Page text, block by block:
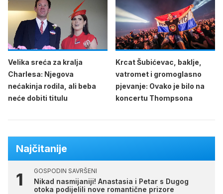
Velika sreća za kralja
Charlesa: Njegova
nećakinja rodila, ali beba
neće dobiti titulu
Krcat Šubićevac, baklje,
vatromet i gromoglasno
pjevanje: Ovako je bilo na
koncertu Thompsona
Najčitanije
GOSPODIN SAVRŠENI
Nikad nasmijaniji! Anastasia i Petar s Dugog
otoka podijelili nove romantične prizore